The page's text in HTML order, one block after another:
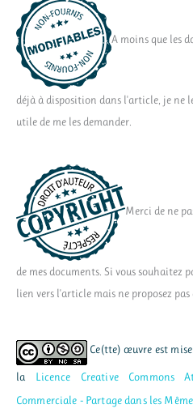
A moins que les
déjà à disposition dans l'article, je ne
utile de me les demander.
Merci de ne
de mes documents. Si vous souhaitez
lien vers l'article mais ne proposez
Ce(tte) œuvre est
la Licence Creative Commons
Commerciale - Partage dans les